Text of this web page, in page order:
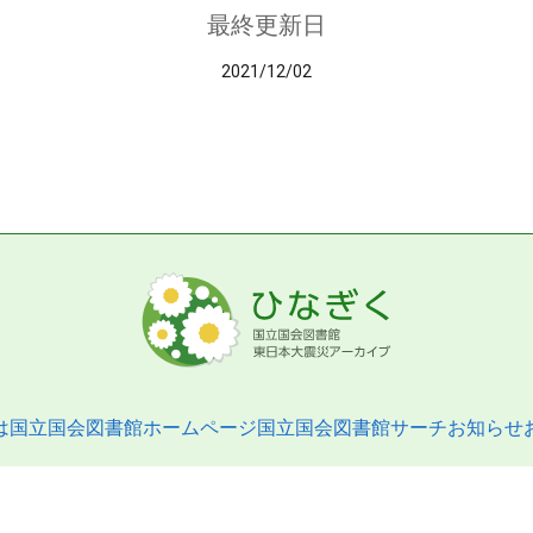
最終更新日
2021/12/02
国立国会図書館ホームページ国立国会図書館サーチお知らせ